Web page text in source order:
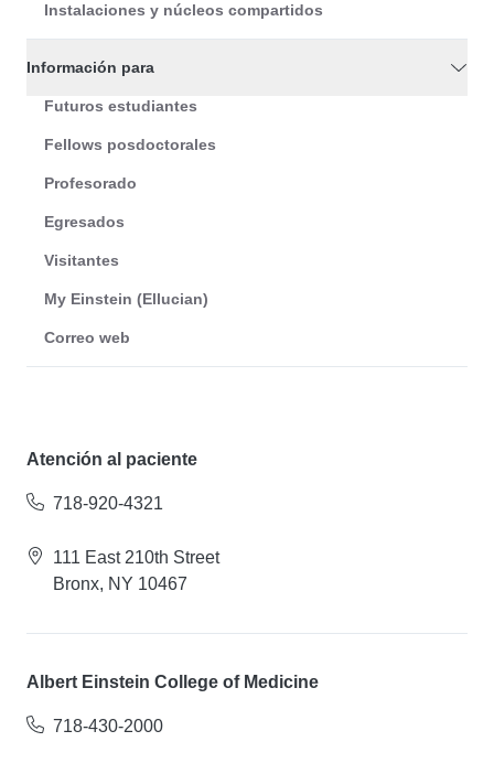
Instalaciones y núcleos compartidos
Información para
Futuros estudiantes
Fellows posdoctorales
Profesorado
Egresados
Visitantes
My Einstein (Ellucian)
Correo web
Atención al paciente
718-920-4321
111 East 210th Street
Bronx, NY 10467
Albert Einstein College of Medicine
718-430-2000